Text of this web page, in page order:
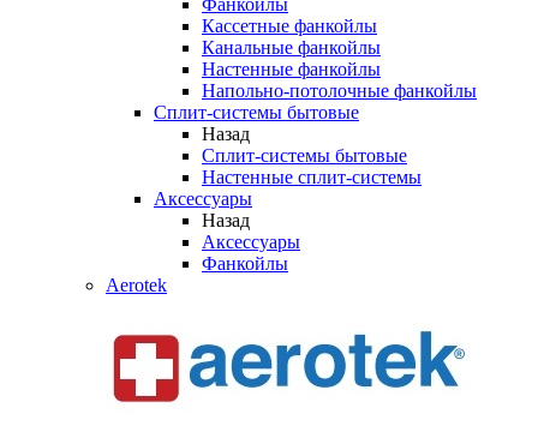
Фанкойлы
Кассетные фанкойлы
Канальные фанкойлы
Настенные фанкойлы
Напольно-потолочные фанкойлы
Сплит-системы бытовые
Назад
Сплит-системы бытовые
Настенные сплит-системы
Аксессуары
Назад
Аксессуары
Фанкойлы
Aerotek